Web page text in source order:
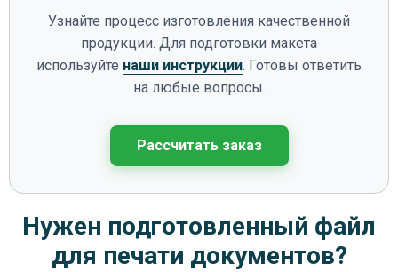
Узнайте процесс изготовления качественной
продукции. Для подготовки макета
используйте наши инструкции. Готовы ответить
на любые вопросы.
Рассчитать заказ
Нужен подготовленный файл
для печати документов?